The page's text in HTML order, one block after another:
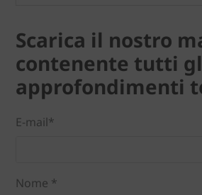
Scarica il nostro
contenente tutti
approfondimenti
E-mail*
Nome *